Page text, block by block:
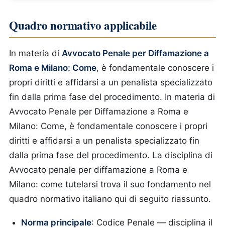
Quadro normativo applicabile
In materia di Avvocato Penale per Diffamazione a
Roma e Milano: Come, è fondamentale conoscere i
propri diritti e affidarsi a un penalista specializzato
fin dalla prima fase del procedimento. In materia di
Avvocato Penale per Diffamazione a Roma e
Milano: Come, è fondamentale conoscere i propri
diritti e affidarsi a un penalista specializzato fin
dalla prima fase del procedimento. La disciplina di
Avvocato penale per diffamazione a Roma e
Milano: come tutelarsi trova il suo fondamento nel
quadro normativo italiano qui di seguito riassunto.
Norma principale: Codice Penale — disciplina il